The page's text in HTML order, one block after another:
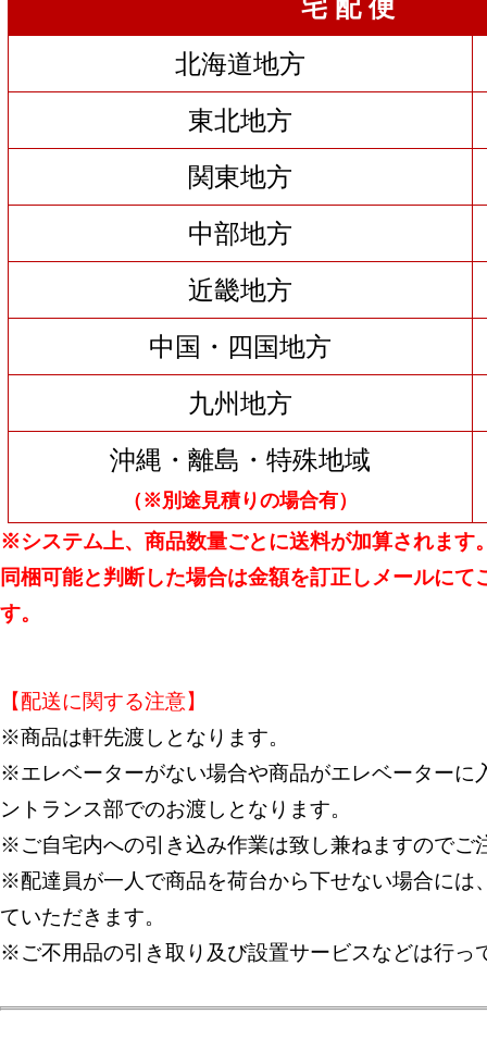
宅 配 便
北海道地方
東北地方
関東地方
中部地方
近畿地方
中国・四国地方
九州地方
沖縄・離島・特殊地域
（※別途見積りの場合有）
※システム上、商品数量ごとに送料が加算されます
同梱可能と判断した場合は金額を訂正しメールにて
す。
【配送に関する注意】
※商品は軒先渡しとなります。
※エレベーターがない場合や商品がエレベーターに
ントランス部でのお渡しとなります。
※ご自宅内への引き込み作業は致し兼ねますのでご
※配達員が一人で商品を荷台から下せない場合には
ていただきます。
※ご不用品の引き取り及び設置サービスなどは行っ